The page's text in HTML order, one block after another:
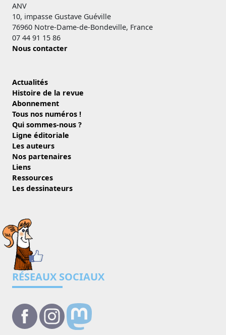
ANV
10, impasse Gustave Guéville
76960 Notre-Dame-de-Bondeville, France
07 44 91 15 86
Nous contacter
Actualités
Histoire de la revue
Abonnement
Tous nos numéros !
Qui sommes-nous ?
Ligne éditoriale
Les auteurs
Nos partenaires
Liens
Ressources
Les dessinateurs
RÉSEAUX SOCIAUX